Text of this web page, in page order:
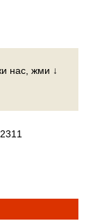
нас, жми ↓
2311